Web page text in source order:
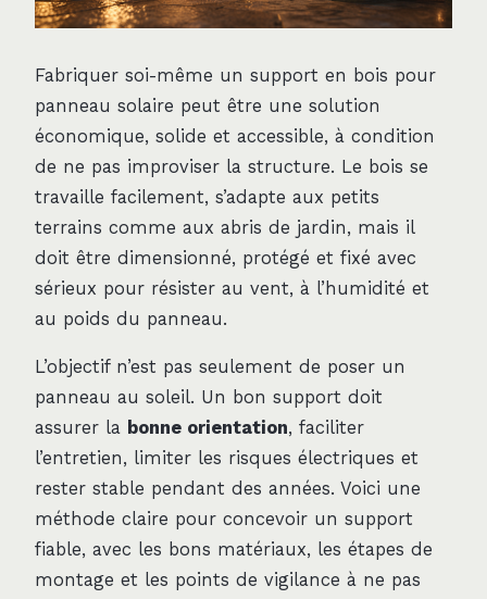
Fabriquer soi-même un support en bois pour
panneau solaire peut être une solution
économique, solide et accessible, à condition
de ne pas improviser la structure. Le bois se
travaille facilement, s’adapte aux petits
terrains comme aux abris de jardin, mais il
doit être dimensionné, protégé et fixé avec
sérieux pour résister au vent, à l’humidité et
au poids du panneau.
L’objectif n’est pas seulement de poser un
panneau au soleil. Un bon support doit
assurer la bonne orientation, faciliter
l’entretien, limiter les risques électriques et
rester stable pendant des années. Voici une
méthode claire pour concevoir un support
fiable, avec les bons matériaux, les étapes de
montage et les points de vigilance à ne pas